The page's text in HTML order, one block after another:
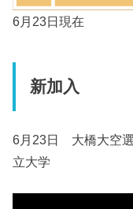
6月23日現在
新加入
6月23日 大橋大空
立大学